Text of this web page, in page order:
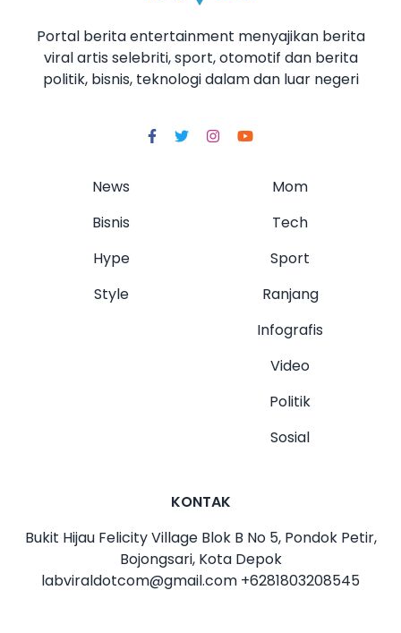
Portal berita entertainment menyajikan berita
viral artis selebriti, sport, otomotif dan berita
politik, bisnis, teknologi dalam dan luar negeri
News
Bisnis
Hype
Style
Mom
Tech
Sport
Ranjang
Infografis
Video
Politik
Sosial
KONTAK
Bukit Hijau Felicity Village Blok B No 5, Pondok Petir,
Bojongsari, Kota Depok
labviraldotcom@gmail.com +6281803208545